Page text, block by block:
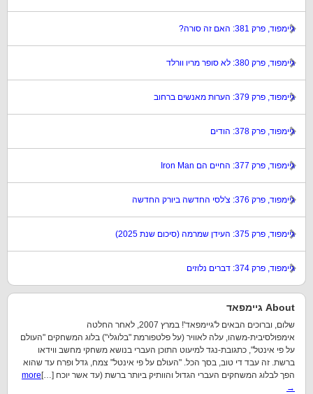
גיימפוד, פרק 381: האם זה סורה?
גיימפוד, פרק 380: לא סופר מריו וורלד
גיימפוד, פרק 379: הערות מאנשים ברחוב
גיימפוד, פרק 378: הודים
גיימפוד, פרק 377: החיים הם Iron Man
גיימפוד, פרק 376: צ'לסי החדשה ביורק החדשה
גיימפוד, פרק 375: העידן שמרמה (סיכום שנת 2025)
גיימפוד, פרק 374: דברים נלוזים
About גיימפאד
שלום, וברוכים הבאים ל'גיימפאד'! במרץ 2007, לאחר החלטה
אימפולסיבית-משהו, עלה לאוויר (על פלטפורמת "בלוגלי") בלוג המשחקים "העולם
על פי אינטל", כתגובת-נגד למיעוט התוכן העברי בנושא משחקי מחשב ווידאו
ברשת. זה עבד די טוב, בסך הכל. "העולם על פי אינטל" צמח, גדל ופרח עד שהוא
הפך לבלוג המשחקים העברי הגדול והוותיק ביותר ברשת (עד אשר יוכח […] more
→